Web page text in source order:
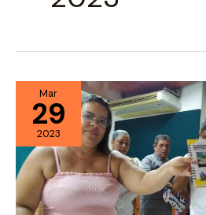
Mar
29
2023